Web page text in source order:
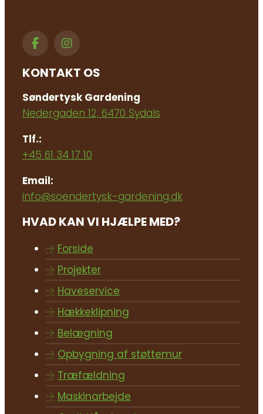
KONTAKT OS
Søndertysk Gardening
Nedergaden 12, 6470 Sydals
Tlf.:
+45 61 34 17 10
Email:
info@soendertysk-gardening.dk
HVAD KAN VI HJÆLPE MED?
Forside
Projekter
Haveservice
Hækkeklipning
Belægning
Opbygning af støttemur
Træfældning
Maskinarbejde